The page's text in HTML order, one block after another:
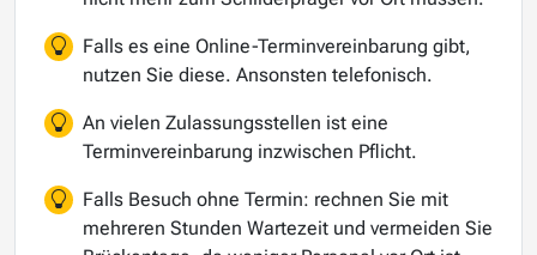
Falls es eine Online-Terminvereinbarung gibt,
nutzen Sie diese. Ansonsten telefonisch.
An vielen Zulassungsstellen ist eine
Terminvereinbarung inzwischen Pflicht.
Falls Besuch ohne Termin: rechnen Sie mit
mehreren Stunden Wartezeit und vermeiden Sie